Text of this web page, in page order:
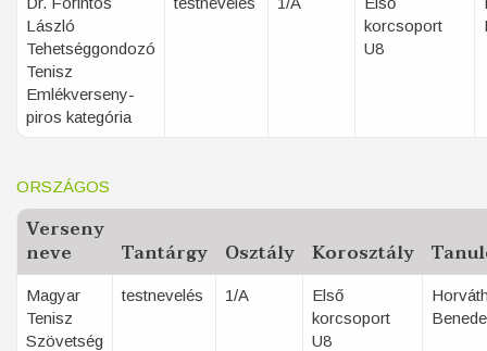
László
Tehetséggondozó
Tenisz
Emlékverseny-
piros kategória
korcsoport
U8
ORSZÁGOS
Verseny
neve Tantárgy Osztály Korosztály
Magyar
Tenisz
Szövetség
testnevelés 1/A
Első
korcsoport
U8